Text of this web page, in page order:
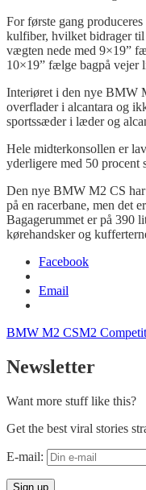
For første gang
kulfiber, hvilket bidrager
vægten nede med 9×19”
10×19” fælge bagpå vejer
Interiøret i den nye BMW
overflader i alcantara og
sportssæder i læder og
Hele midterkonsollen er
yderligere med 50 procent
Den nye BMW M2 CS har
på en racerbane, men det
Bagagerummet er på 390
kørehandsker og
Facebook
Email
BMW M2 CSM2
Newsletter
Want more stuff like this?
Get the best viral stories
E-mail: